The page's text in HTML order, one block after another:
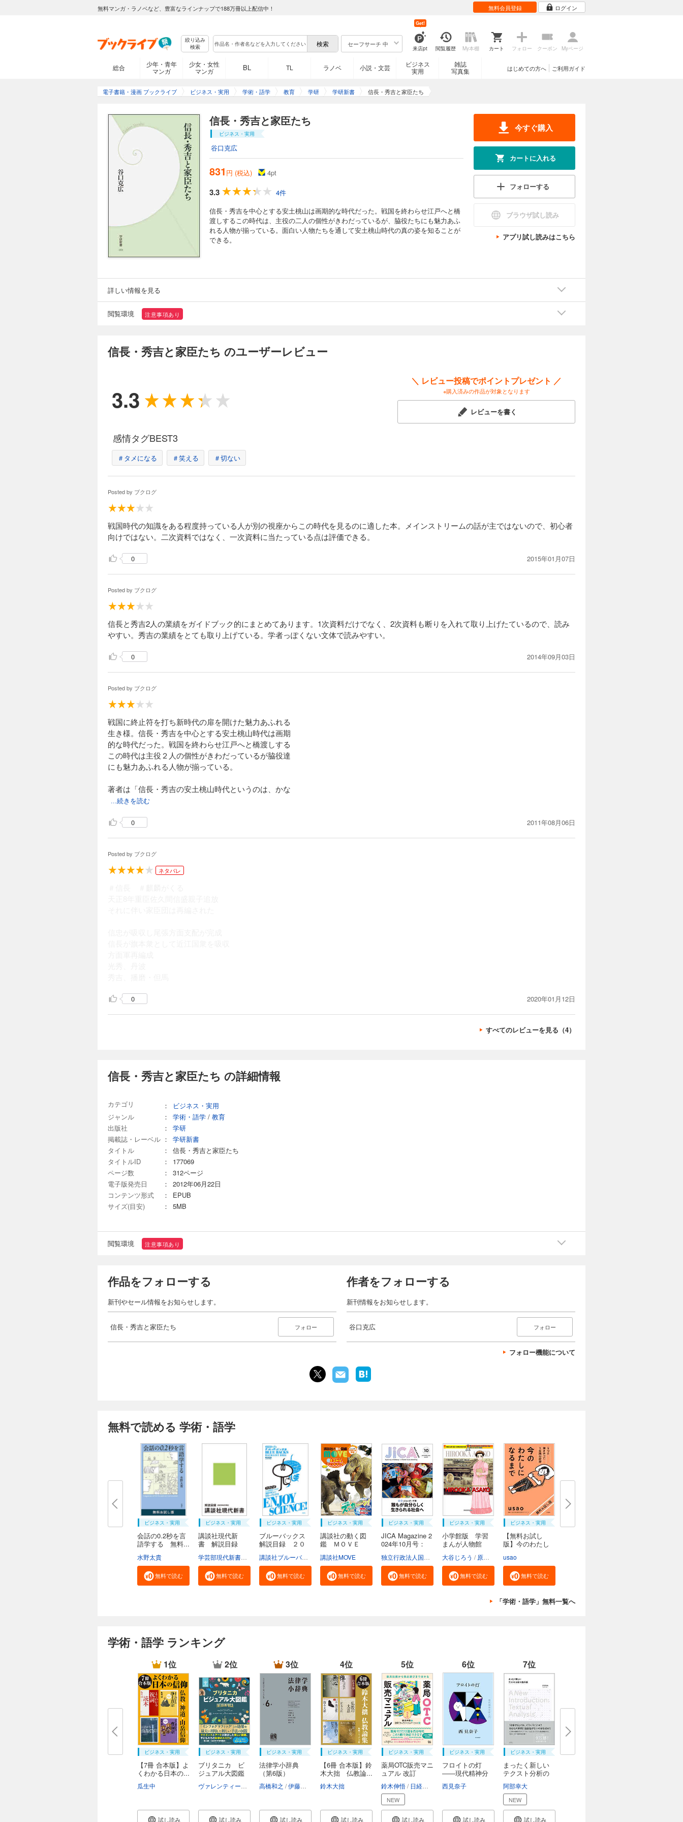
無料マンガ・ラノベなど、豊富なラインナップで188万冊以上配信中！ 無料会員登録 ログイン
絞り込み
検索
セーフサーチ 中
来店pt
Get!
閲覧履歴 My本棚 カート フォロー クーポン Myページ
総合
少年・青年
マンガ
少女・女性
マンガ
BL TL ラノベ 小説・文芸
ビジネス
実用
雑誌
写真集
ご利用ガイド
はじめての方へ
電子書籍・漫画 ブックライブ ビジネス・実用 学術・語学 教育 学研 学研新書 信長・秀吉と家臣たち
信長・秀吉と家臣たち
ビジネス・実用
谷口克広
831 円 (税込) 4pt
3.3
4件
信長・秀吉を中心とする安土桃山は画期的な時代だった。戦国を終わらせ江戸へと橋
渡しするこの時代は、主役の二人の個性がきわだっているが、脇役たちにも魅力あふ
れる人物が揃っている。面白い人物たちを通して安土桃山時代の真の姿を知ることが
できる。
今すぐ購入
カートに入れる
フォローする
ブラウザ試し読み
アプリ試し読みはこちら
詳しい情報を見る
閲覧環境 注意事項あり
信長・秀吉と家臣たち のユーザーレビュー
3.3
＼ レビュー投稿でポイントプレゼント ／
※購入済みの作品が対象となります
レビューを書く
感情タグBEST3
＃タメになる ＃笑える ＃切ない
Posted by ブクログ
戦国時代の知識をある程度持っている人が別の視座からこの時代を見るのに適した本。メインストリームの話が主ではないので、初心者
向けではない。二次資料ではなく、一次資料に当たっている点は評価できる。
0 2015年01月07日
Posted by ブクログ
信長と秀吉2人の業績をガイドブック的にまとめてあります。1次資料だけでなく、2次資料も断りを入れて取り上げたているので、読み
やすい。秀吉の業績をとても取り上げている。学者っぽくない文体で読みやすい。
0 2014年09月03日
Posted by ブクログ
戦国に終止符を打ち新時代の扉を開けた魅力あふれる
生き様。信長・秀吉を中心とする安土桃山時代は画期
的な時代だった。戦国を終わらせ江戸へと橋渡しする
この時代は主役２人の個性がきわだっているが脇役達
にも魅力あふれる人物が揃っている。
著者は「信長・秀吉の安土桃山時代というのは、かな
...続きを読む
0 2011年08月06日
Posted by ブクログ
ネタバレ
0 2020年01月12日
すべてのレビューを見る（4）
信長・秀吉と家臣たち の詳細情報
カテゴリ ：
ビジネス・実用
ジャンル
： 学術・語学 / 教育
出版社
：
学研
掲載誌・レーベル ：
学研新書
タイトル
：
信長・秀吉と家臣たち
タイトルID
：
177069
ページ数
：
312ページ
電子版発売日
：
2012年06月22日
コンテンツ形式
：
EPUB
サイズ(目安)
： 5MB
閲覧環境 注意事項あり
作品をフォローする
新刊やセール情報をお知らせします。
信長・秀吉と家臣たち フォロー
作者をフォローする
新刊情報をお知らせします。
谷口克広 フォロー
フォロー機能について
無料で読める 学術・語学
ビジネス・実用
会話の0.2秒を言
語学する 無料...
水野太貴
無料で読む
ビジネス・実用
講談社現代新
書 解説目録
無料で読む
ビジネス・実用
ブルーバックス
解説目録 ２０
講談社ブルーバックス
無料で読む
ビジネス・実用
講談社の動く図
鑑 ＭＯＶＥ
講談社MOVE
無料で読む
ビジネス・実用
JICA Magazine 2
024年10月号：
無料で読む
ビジネス・実用
小学館版 学習
まんが人物館
大谷じろう 原口泉
無料で読む
ビジネス・実用
【無料お試し
版】今のわたし
usao
無料で読む
「学術・語学」無料一覧へ
学術・語学 ランキング
1位
ビジネス・実用
【7冊 合本版】よ
くわかる日本の...
瓜生中
試し読み
2位
ビジネス・実用
ブリタニカ ビ
ジュアル大図鑑
アンドリュー・ペティ コンラッド・キルティ・ハーパー
試し読み
3位
ビジネス・実用
法律学小辞典
（第6版）
高橋和之 伊藤眞 小早川光郎 山口厚
試し読み
4位
ビジネス・実用
【6冊 合本版】鈴
木大拙 仏教論...
鈴木大拙
試し読み
5位
ビジネス・実用
薬局OTC販売マニ
ュアル 改訂
鈴木伸悟 日経ドラッグインフォメーション
NEW
試し読み
6位
ビジネス・実用
フロイトの灯
――現代精神分
西見奈子
試し読み
7位
ビジネス・実用
まったく新しい
テクスト分析の
阿部幸大
NEW
試し読み